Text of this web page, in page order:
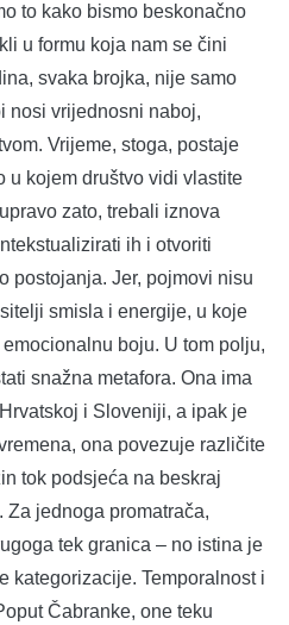
to kako bismo beskonačno
u formu koja nam se čini
svaka brojka, nije samo
nosi vrijednosni naboj,
Vrijeme, stoga, postaje
u kojem društvo vidi vlastite
zato, trebali iznova
ih i otvoriti
postojanja. Jer, pojmovi nisu
smisla i energije, u koje
boju. U tom polju,
snažna metafora. Ona ima
i Sloveniji, a ipak je
ona povezuje različite
tok podsjeća na beskraj
jednoga promatrača,
tek granica – no istina je
kategorizacije. Temporalnost i
Čabranke, one teku